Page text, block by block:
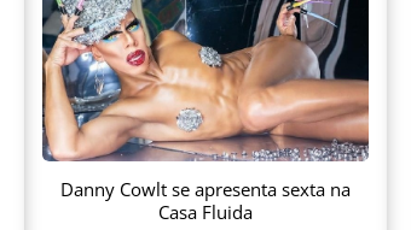
Danny Cowlt se apresenta sexta na
Casa Fluida